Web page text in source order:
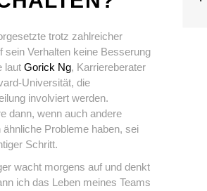
trotz zahlreicher
sein Verhalten keine Besserung
laut Gorick Ng, Karriereberater
Universität, die
involviert werden.
dann, wenn auch andere
ähnliche Probleme haben, sei
Schritt.
wacht morgens auf und denkt
ich das Leben meines Teams